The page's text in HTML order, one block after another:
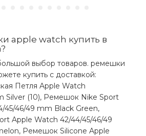
apple watch купить в
выбор товаров. ремешки
купить с доставкой:
Петля Apple Watch
Silver (10), Ремешок Nike Sport
45/46/49 mm Black Green,
Apple Watch 42/44/45/46/49
Ремешок Silicone Apple